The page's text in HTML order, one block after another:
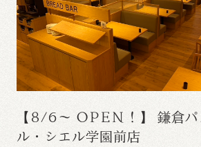
【8/6～ OPEN！】 鎌倉パ
ル・シエル学園前店